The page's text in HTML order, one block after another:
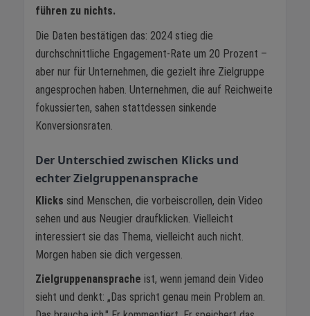
führen zu nichts.
Die Daten bestätigen das: 2024 stieg die
durchschnittliche Engagement-Rate um 20 Prozent –
aber nur für Unternehmen, die gezielt ihre Zielgruppe
angesprochen haben. Unternehmen, die auf Reichweite
fokussierten, sahen stattdessen sinkende
Konversionsraten.
Der Unterschied zwischen Klicks und
echter Zielgruppenansprache
Klicks sind Menschen, die vorbeiscrollen, dein Video
sehen und aus Neugier draufklicken. Vielleicht
interessiert sie das Thema, vielleicht auch nicht.
Morgen haben sie dich vergessen.
Zielgruppenansprache ist, wenn jemand dein Video
sieht und denkt: „Das spricht genau mein Problem an.